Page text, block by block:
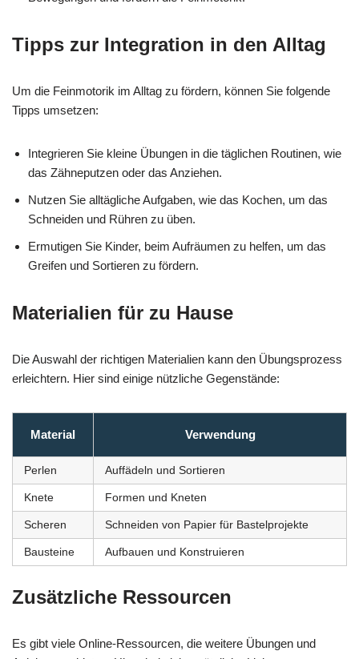
Tipps zur Integration in den Alltag
Um die Feinmotorik im Alltag zu fördern, können Sie folgende
Tipps umsetzen:
Integrieren Sie kleine Übungen in die täglichen Routinen, wie
das Zähneputzen oder das Anziehen.
Nutzen Sie alltägliche Aufgaben, wie das Kochen, um das
Schneiden und Rühren zu üben.
Ermutigen Sie Kinder, beim Aufräumen zu helfen, um das
Greifen und Sortieren zu fördern.
Materialien für zu Hause
Die Auswahl der richtigen Materialien kann den Übungsprozess
erleichtern. Hier sind einige nützliche Gegenstände:
Material Verwendung
Perlen Auffädeln und Sortieren
Knete Formen und Kneten
Scheren Schneiden von Papier für Bastelprojekte
Bausteine Aufbauen und Konstruieren
Zusätzliche Ressourcen
Es gibt viele Online-Ressourcen, die weitere Übungen und